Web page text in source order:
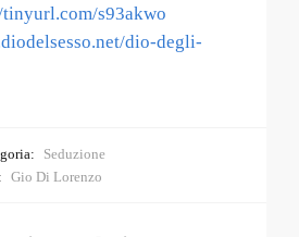
s93akwo
dio-degli-
Seduzione
Gio Di Lorenzo